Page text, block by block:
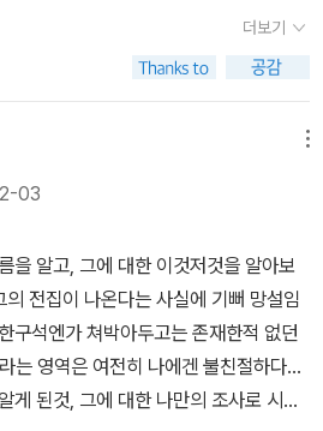
몫 했다. 하지만 그의 시는 읽기가 쉽지
져있는 우울한 분위기가 매력적으로
되지 못한다. 그러니 기형도라는 이름에
는 읽기가 재미없어져 읽다 마는 경우
은 잘 되어있다. 그의 이제것 발표했던
찾은 시들과, 소설, 기행문과 비평등의
아놓고 있다. 기형도를 이전부터 좋아
불러 일으키는 부분이다. 책의 분량에
도의 시집을 사야겠다고 마음먹고 있던
선택하는 것을 더 권할만 하다. 그의 시
의 유품 및 기타 등등이 이쁘게 포장되
사람은 '기형도'이름을 보더니 수학 공
수 있다. 나 또한 그를 늦게 알았으니.
되어 있는 이 책은 적당한 가격에 전집
다. 시를 읽다보면 어느새 어두운 그림
워져 있다. 하지만 그의 시어들은 새벽
럼 뿌옆게 빛나고 있어 무턱대고 지차닐
에 대한 경멸' '그 집 앞' '빈집' '소리의
등이 주목할만 했다. 지나치게 주위에서
넘길수록 나에게 있어 상한가를 치고
들은 새로운 매력이었다. 몇 편의 소설
푸레 그의 발자국을 따라가보게 햇다.
더보기
03
을 알고, 그에 대한 이것저것을 알아보
전집이 나온다는 사실에 기뻐 망설임
구석엔가 쳐박아두고는 존재한적 없던
는 영역은 여전히 나에겐 불친절하다...
게 된것, 그에 대한 나만의 조사로 시간